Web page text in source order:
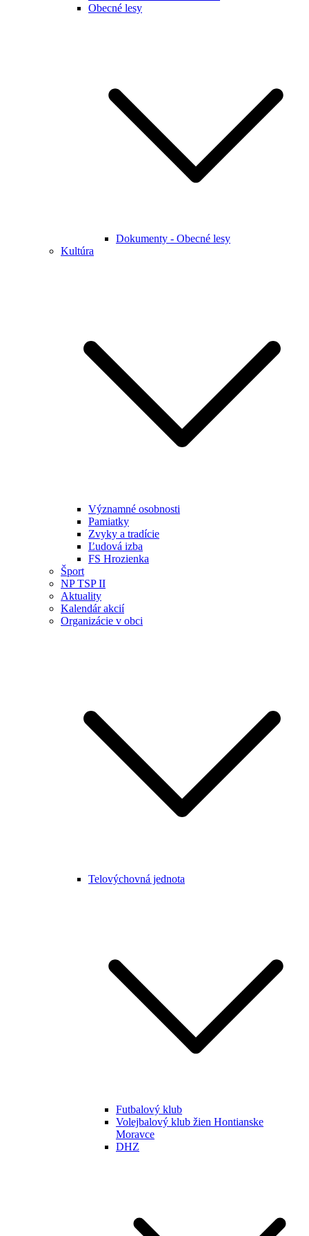
Obecné lesy
Dokumenty - Obecné lesy
Kultúra
Významné osobnosti
Pamiatky
Zvyky a tradície
Ľudová izba
FS Hrozienka
Šport
NP TSP II
Aktuality
Kalendár akcií
Organizácie v obci
Telovýchovná jednota
Futbalový klub
Volejbalový klub žien Hontianske
Moravce
DHZ